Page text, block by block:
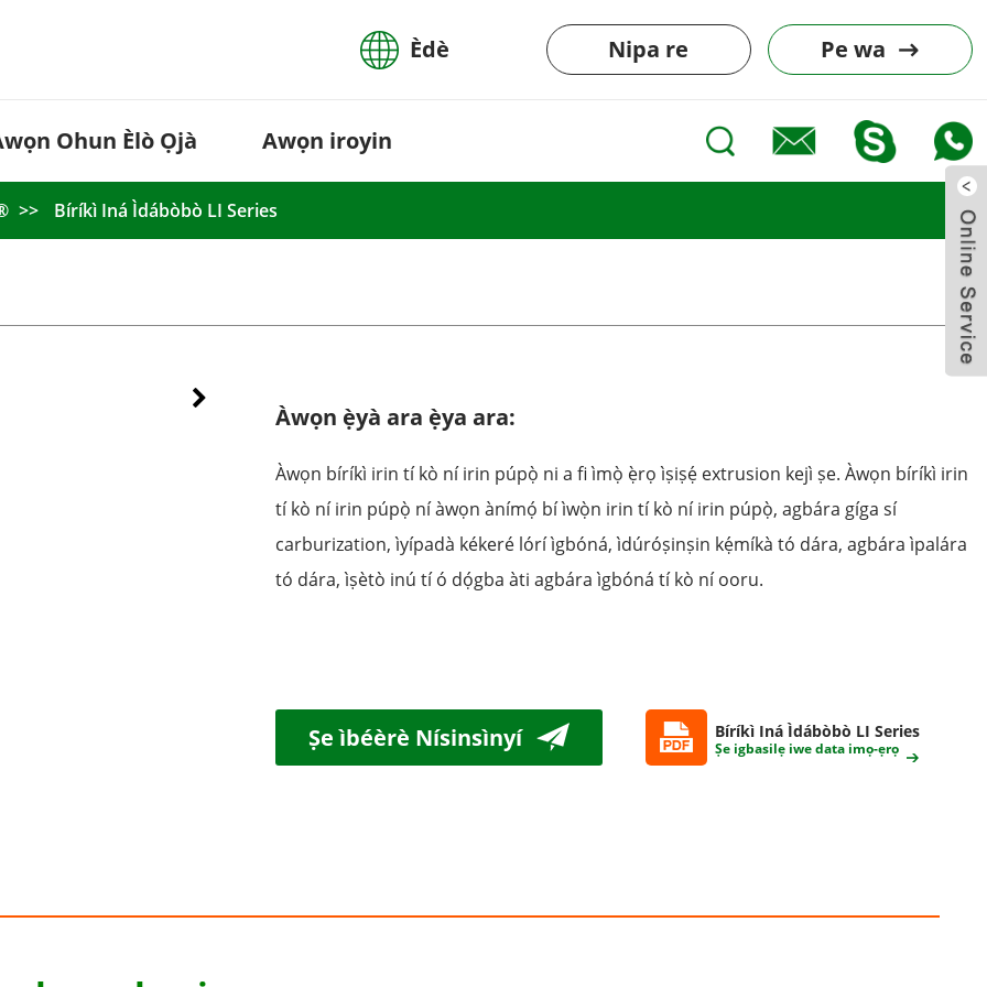
Èdè Nipa re Pe wa
Ohun Èlò Ọjà Awọn iroyin
Bíríkì Iná Ìdábòbò LI Series
Àwọn ẹ̀yà ara ẹ̀ya ara:
Àwọn bíríkì irin tí kò ní irin púpọ̀ ni a fi ìmọ̀ ẹ̀rọ ìṣiṣẹ́ extrusion kejì ṣe. Àwọn bíríkì irin
tí kò ní irin púpọ̀ ní àwọn ànímọ́ bí ìwọ̀n irin tí kò ní irin púpọ̀, agbára gíga sí
carburization, ìyípadà kékeré lórí ìgbóná, ìdúróṣinṣin kẹ́míkà tó dára, agbára ìpalára
tó dára, ìṣètò inú tí ó dọ́gba àti agbára ìgbóná tí kò ní ooru.
Ṣe ìbéèrè Nísinsìnyí Bíríkì Iná Ìdábòbò LI Series
Ṣe igbasilẹ iwe data imọ-ẹrọ